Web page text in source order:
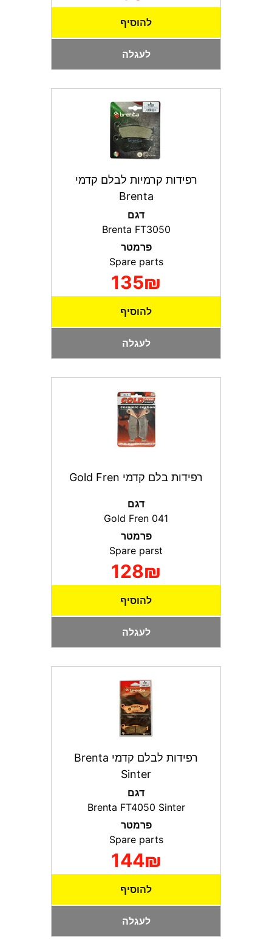
להוסיף
לעגלה
רפידות קרמיות לבלם קדמי
Brenta
דגם
Brenta FT3050
פרמטר
Spare parts
135₪
להוסיף
לעגלה
רפידות בלם קדמי Gold Fren
דגם
Gold Fren 041
פרמטר
128₪
להוסיף
לעגלה
רפידות לבלם קדמי Brenta
Sinter
דגם
Brenta FT4050 Sinter
פרמטר
Spare parts
144₪
להוסיף
לעגלה